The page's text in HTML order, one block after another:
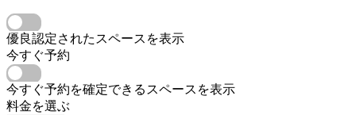
優良認定されたスペースを表示
今すぐ予約
今すぐ予約を確定できるスペースを表示
料金を選ぶ